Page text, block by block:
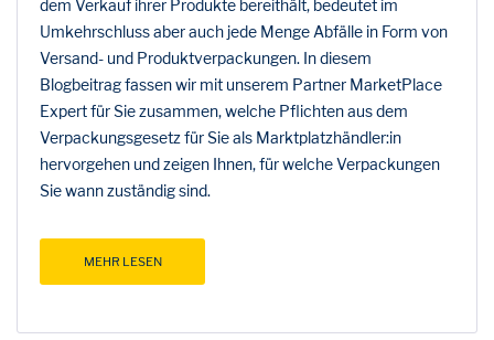
dem Verkauf ihrer Produkte bereithält, bedeutet im
Umkehrschluss aber auch jede Menge Abfälle in Form von
Versand- und Produktverpackungen. In diesem
Blogbeitrag fassen wir mit unserem Partner MarketPlace
Expert für Sie zusammen, welche Pflichten aus dem
Verpackungsgesetz für Sie als Marktplatzhändler:in
hervorgehen und zeigen Ihnen, für welche Verpackungen
Sie wann zuständig sind.
MEHR LESEN